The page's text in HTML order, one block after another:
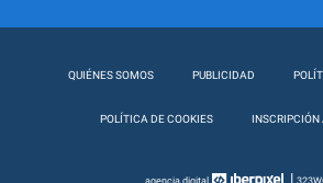
QUIÉNES SOMOS PUBLICIDAD
POLÍTICA DE COOKIES
agencia digital |